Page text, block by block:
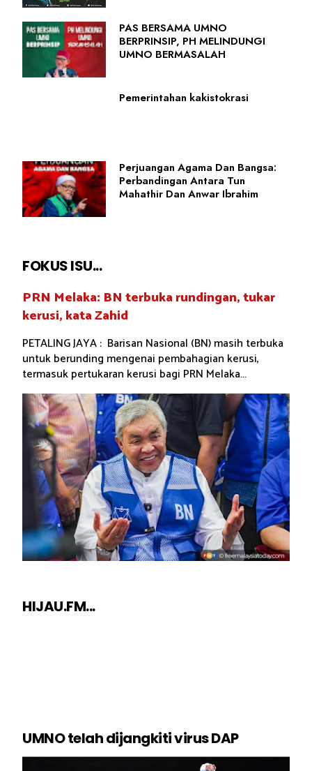
PAS BERSAMA UMNO
BERPRINSIP, PH MELINDUNGI
UMNO BERMASALAH
Pemerintahan kakistokrasi
Perjuangan Agama Dan Bangsa:
Perbandingan Antara Tun
Mahathir Dan Anwar Ibrahim
FOKUS ISU...
PRN Melaka: BN terbuka rundingan, tukar
kerusi, kata Zahid
PETALING JAYA : Barisan Nasional (BN) masih terbuka
untuk berunding mengenai pembahagian kerusi,
termasuk pertukaran kerusi bagi PRN Melaka...
HIJAU.FM...
UMNO telah dijangkiti virus DAP